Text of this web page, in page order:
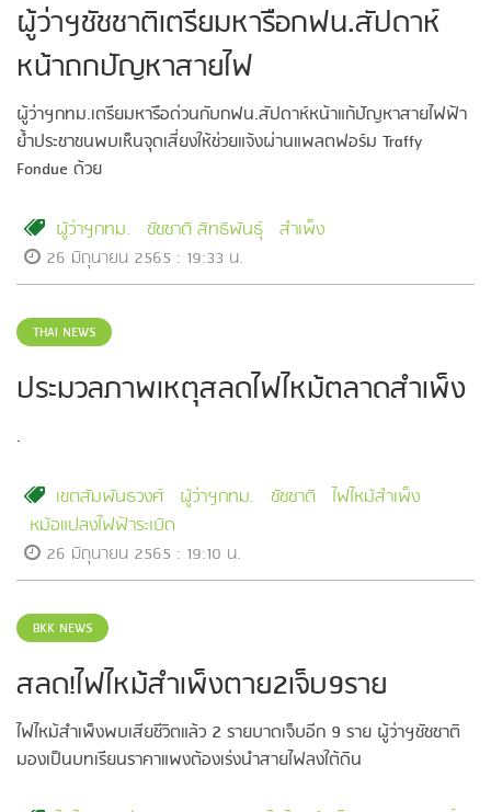
ผู้ว่าฯชัชชาติเตรียมหารือกฟน.สัปดาห์
หน้าถกปัญหาสายไฟ
ผู้ว่าฯกทม.เตรียมหารือด่วนกับกฟน.สัปดาห์หน้าแก้ปัญหาสายไฟฟ้า
ย้ำประชาชนพบเห็นจุดเสี่ยงให้ช่วยแจ้งผ่านแพลตฟอร์ม Traffy
Fondue ด้วย
ผู้ว่าฯกทม. ชัชชาติ สิทธิพันธุ์ สำเพ็ง
26 มิถุนายน 2565 : 19:33 น.
THAI NEWS
ประมวลภาพเหตุสลดไฟไหม้ตลาดสำเพ็ง
.
เขตสัมพันธวงศ์ ผู้ว่าฯกทม. ชัชชาติ ไฟไหม้สำเพ็ง
หม้อแปลงไฟฟ้าระเบิด
26 มิถุนายน 2565 : 19:10 น.
BKK NEWS
สลด!ไฟไหม้สำเพ็งตาย2เจ็บ9ราย
ไฟไหม้สำเพ็งพบเสียชีวิตแล้ว 2 รายบาดเจ็บอีก 9 ราย ผู้ว่าฯชัชชาติ
มองเป็นบทเรียนราคาแพงต้องเร่งนำสายไฟลงใต้ดิน